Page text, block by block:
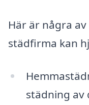
Här är några
städfirma kan
städning av